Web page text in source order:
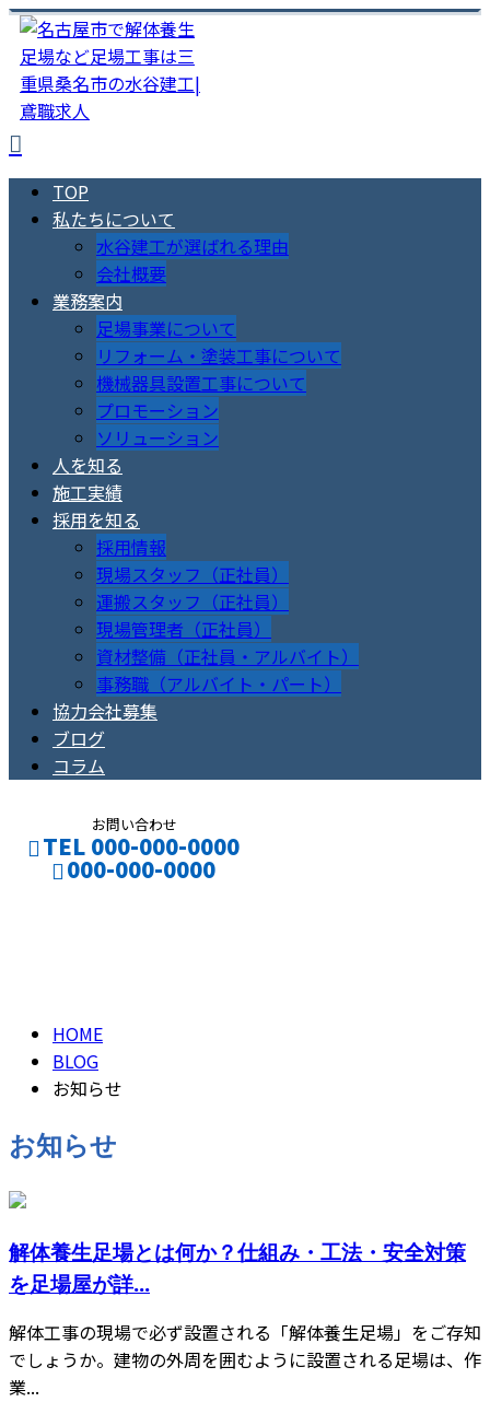
TOP
私たちについて
水谷建工が選ばれる理由
会社概要
業務案内
足場事業について
リフォーム・塗装工事について
機械器具設置工事について
プロモーション
ソリューション
人を知る
施工実績
採用を知る
採用情報
現場スタッフ（正社員）
運搬スタッフ（正社員）
現場管理者（正社員）
資材整備（正社員・アルバイト）
事務職（アルバイト・パート）
協力会社募集
ブログ
コラム
お問い合わせ
TEL 000-000-0000
000-000-0000
HOME
BLOG
お知らせ
お知らせ
解体養生足場とは何か？仕組み・工法・安全対策
を足場屋が詳...
解体工事の現場で必ず設置される「解体養生足場」をご存知
でしょうか。建物の外周を囲むように設置される足場は、作
業...